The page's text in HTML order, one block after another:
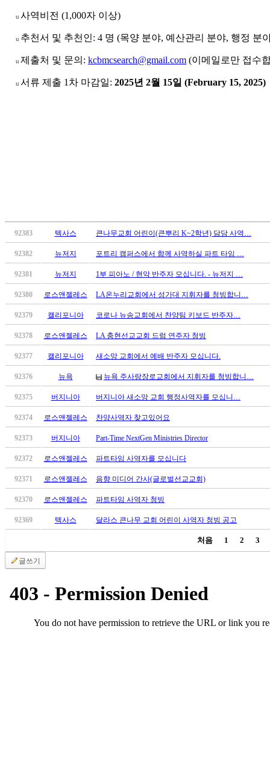
클
DOMCLUB.top
유
북
토
최
신
렌
이
위
비
아
미
기
대
후
u 사역비전 (1,000자 이상)
u 추천서 및 추천인: 4 명 (목양 분야, 예산관리 분야, 행정 분
u 제출처 및 문의 : kcbmcsearch@gmail.com (이메일로만 접수
u 서류 제출 1차 마감일:2025년 2월 15일 (February 15, 2025)
92383 텍사스 큰나무교회 어린이(큰뿌리 K~2학년) 담당 사역…
92382 뉴저지 포트리 캠퍼스에서 함께 사역하실 파트 타임 …
92381 뉴저지 1부 피아노 / 현악 반주자 모십니다. - 뉴저지 …
92380 로스앤젤레스 LA온누리교회에서 성가대 지휘자를 청빙합니…
92379 캘리포니아 코로나 뉴송교회에서 찬양팀 키보드 반주자…
92378 로스앤젤레스 LA 충현선교교회 드럼 연주자 청빙
92377 캘리포니아 새소망 교회에서 예배 반주자 모십니다.
92376 뉴욕 뉴욕 주사랑장로교회에서 지휘자를 청빙합니…
92375 버지니아 버지니아 새소망 교회 행정사역자를 모십니…
92374 로스앤젤레스 찬양사역자 찾고있어요
92373 버지니아 Part-Time NextGen Ministries Director
92372 로스앤젤레스 파트타임 사역자를 모십니다
92371 로스앤젤레스 음향 미디어 간사(글로벌선교교회)
92370 로스앤젤레스 파트타임 사역자 청빙
92369 텍사스 달라스 큰나무 교회 어린이 사역자 청빙 공고
처음 1 2 3
글쓰기